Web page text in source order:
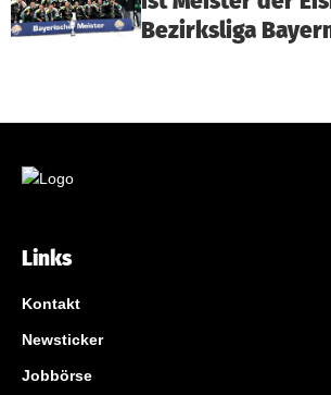
Bezirksliga
Links
Kontakt
Newsticker
Jobbörse